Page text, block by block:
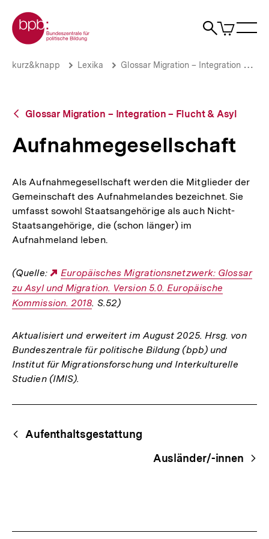
zum
Seiteninhalt
springen
Zur Startseite der bpb
Suche
Artikel
im
Aufnahmegesellschaft
Brotkrümelnavigation
Pfadnavigation
kurz&knapp Lexika Glossar Migration – Integration – Flucht & Asyl
Zurück
Übersicht
Glossar Migration – Integration – Flucht & Asyl
Aufnahmegesellschaft
Als Aufnahmegesellschaft werden die Mitglieder der
Gemeinschaft des Aufnahmelandes bezeichnet. Sie
umfasst sowohl Staatsangehörige als auch Nicht-
Staatsangehörige, die (schon länger) im
Aufnahmeland leben.
(Quelle:
Externer
Link:
Europäisches Migrationsnetzwerk: Glossar
zu Asyl und Migration. Version 5.0. Europäische
Kommission. 2018. S.52)
Aktualisiert und erweitert im August 2025. Hrsg. von
Bundeszentrale für politische Bildung (bpb) und
Institut für Migrationsforschung und Interkulturelle
Studien (IMIS).
Begriffsnavigation
Content-
Navigation
Aufenthaltsgestattung
Ausländer/-innen